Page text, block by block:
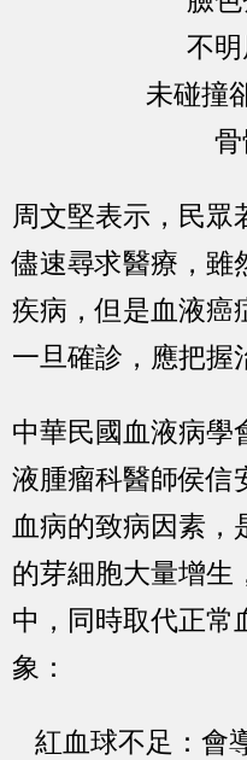
不
未碰撞
周文堅表示，民眾
儘速尋求醫療，雖
疾病，但是血液癌
一旦確診，應把握
中華民國血液病學
液腫瘤科醫師侯信
血病的致病因素，
的芽細胞大量增生
中，同時取代正常
象：
紅血球不足：會